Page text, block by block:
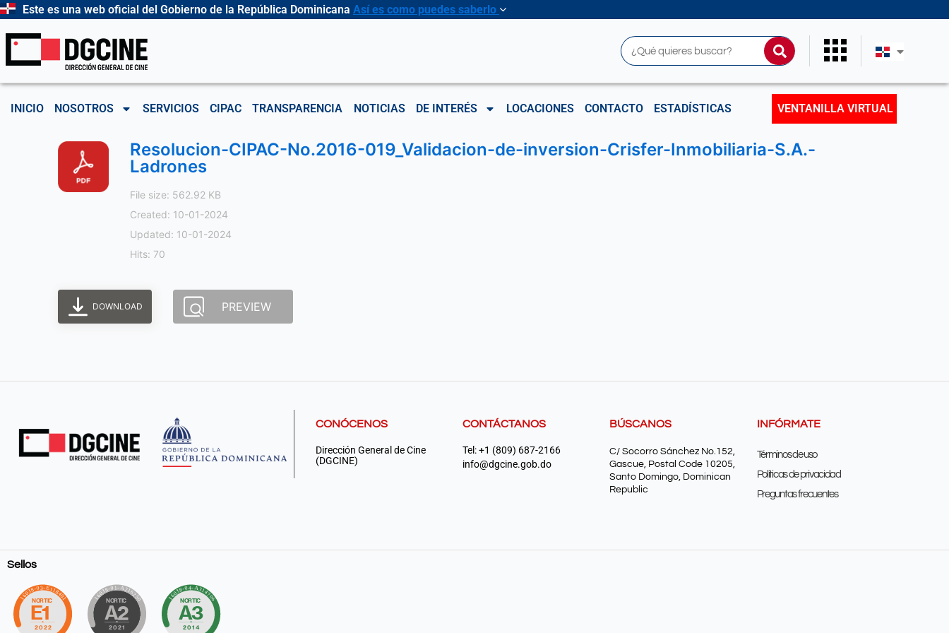
Ir
contenido
Este es una web oficial del Gobierno de la República Dominicana Así es como puedes saberlo
Buscar
INICIO NOSOTROS SERVICIOS CIPAC TRANSPARENCIA NOTICIAS DE INTERÉS LOCACIONES CONTACTO ESTADÍSTICAS VENTANILLA VIRTUAL
Resolucion-CIPAC-No.2016-019_Validacion-de-inversion-Crisfer-Inmobiliaria-S.A.-
Ladrones
File size: 562.92 KB
Created: 10-01-2024
Updated: 10-01-2024
Hits: 70
DOWNLOAD PREVIEW
CONÓCENOS
Dirección General de Cine
(DGCINE)
CONTÁCTANOS
Tel: +1 (809) 687-2166
info@dgcine.gob.do
BÚSCANOS
C/ Socorro Sánchez No.152,
Gascue, Postal Code 10205,
Santo Domingo, Dominican
Republic
INFÓRMATE
Términos de uso
Políticas de privacidad
Preguntas frecuentes
Sellos